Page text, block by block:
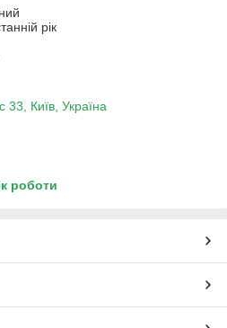
рік
33, Київ, Україна
роботи